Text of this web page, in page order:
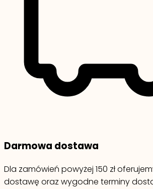
Darmowa dostawa
Dla zamówień powyżej 150 zł
dostawę oraz wygodne terminy